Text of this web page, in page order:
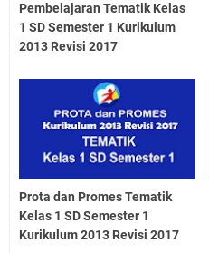
Pembelajaran Tematik Kelas
1 SD Semester 1 Kurikulum
2013 Revisi 2017
Prota dan Promes Tematik
Kelas 1 SD Semester 1
Kurikulum 2013 Revisi 2017